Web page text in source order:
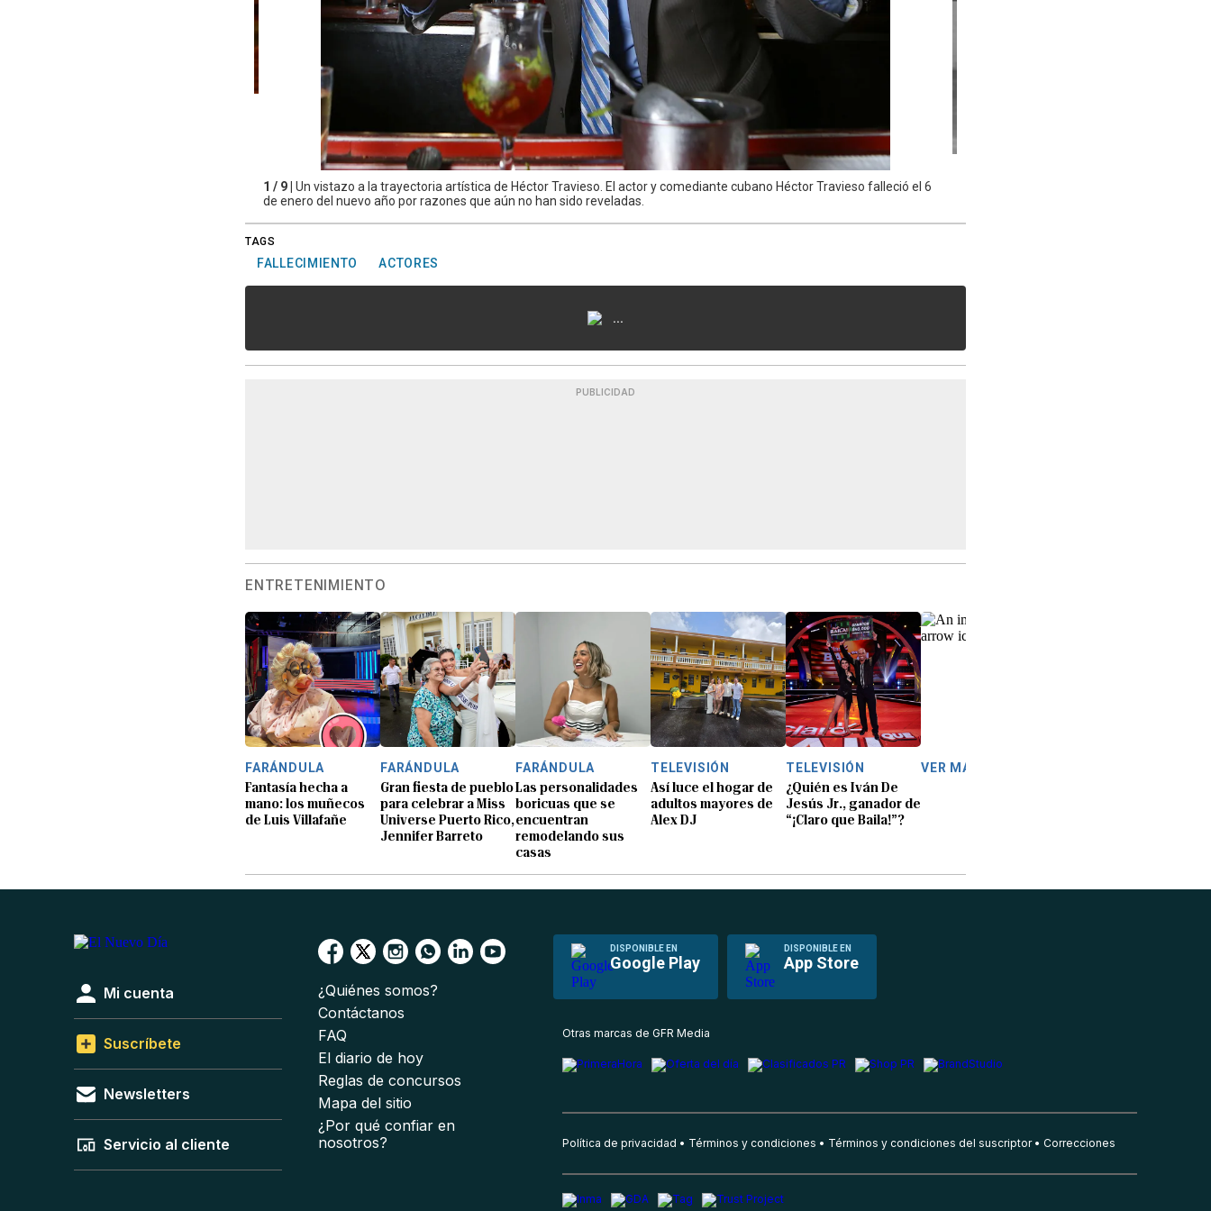
1 / 9 | Un vistazo a la trayectoria artística de Héctor Travieso. El actor y comediante cubano Héctor Travieso falleció el 6
de enero del nuevo año por razones que aún no han sido reveladas.
TAGS
FALLECIMIENTO ACTORES
...
PUBLICIDAD
ENTRETENIMIENTO
FARÁNDULA
Fantasía hecha a
mano: los muñecos
de Luis Villafañe
FARÁNDULA
Gran fiesta de pueblo
para celebrar a Miss
Universe Puerto Rico,
Jennifer Barreto
FARÁNDULA
Las personalidades
boricuas que se
encuentran
remodelando sus
casas
TELEVISIÓN
Así luce el hogar de
adultos mayores de
Alex DJ
TELEVISIÓN
¿Quién es Iván De
Jesús Jr., ganador de
“¡Claro que Baila!”?
VER MÁS
DISPONIBLE EN
Google Play
DISPONIBLE EN
App Store
Mi cuenta
Suscríbete
Newsletters
Servicio al cliente
¿Quiénes somos?
Contáctanos
FAQ
El diario de hoy
Reglas de concursos
Mapa del sitio
¿Por qué confiar en
nosotros?
Otras marcas de GFR Media
Política de privacidad Términos y condiciones Términos y condiciones del suscriptor Correcciones